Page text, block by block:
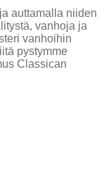
auttamalla niiden
vanhoja ja
vanhoihin
pystymme
Classican